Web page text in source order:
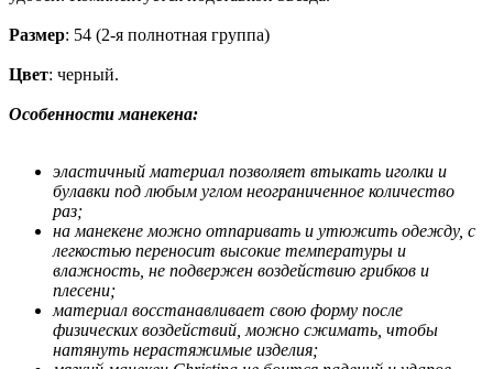
Размер: 54 (2-я полнотная группа)
Цвет: черный.
Особенности манекена:
эластичный материал позволяет втыкать иголки и
булавки под любым углом неограниченное количество
раз;
на манекене можно отпаривать и утюжить одежду, с
легкостью переносит высокие температуры и
влажность, не подвержен воздействию грибков и
плесени;
материал восстанавливает свою форму после
физических воздействий, можно сжимать, чтобы
натянуть нерастяжимые изделия;